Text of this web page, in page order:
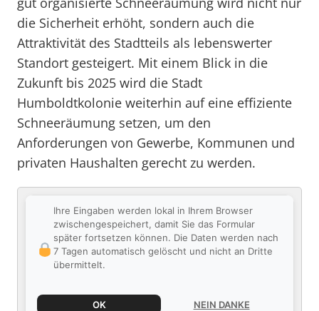
die Sicherheit erhöht, sondern auch die
Attraktivität des Stadtteils als lebenswerter
Standort gesteigert. Mit einem Blick in die
Zukunft bis 2025 wird die Stadt
Humboldtkolonie weiterhin auf eine effiziente
Schneeräumung setzen, um den
Anforderungen von Gewerbe, Kommunen und
privaten Haushalten gerecht zu werden.
Ihre Eingaben werden lokal in Ihrem Browser
zwischengespeichert, damit Sie das Formular
später fortsetzen können. Die Daten werden nach
7 Tagen automatisch gelöscht und nicht an Dritte
übermittelt.
OK NEIN DANKE